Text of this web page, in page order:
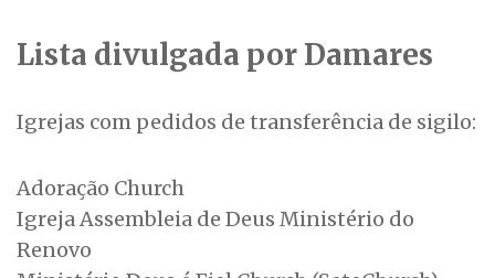
Lista divulgada por Damares
Igrejas com pedidos de transferência de sigilo:
Adoração Church
Igreja Assembleia de Deus Ministério do
Renovo